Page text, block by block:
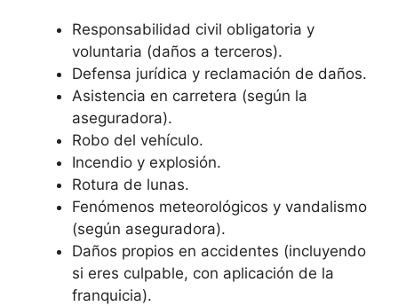
Responsabilidad civil obligatoria y
voluntaria (daños a terceros).
Defensa jurídica y reclamación de daños.
Asistencia en carretera (según la
aseguradora).
Robo del vehículo.
Incendio y explosión.
Rotura de lunas.
Fenómenos meteorológicos y vandalismo
(según aseguradora).
Daños propios en accidentes (incluyendo
si eres culpable, con aplicación de la
franquicia).